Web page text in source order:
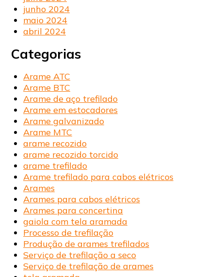
junho 2024
maio 2024
abril 2024
Categorias
Arame ATC
Arame BTC
Arame de aço trefilado
Arame em estocadores
Arame galvanizado
Arame MTC
arame recozido
arame recozido torcido
arame trefilado
Arame trefilado para cabos elétricos
Arames
Arames para cabos elétricos
Arames para concertina
gaiola com tela aramada
Processo de trefilação
Produção de arames trefilados
Serviço de trefilação a seco
Serviço de trefilação de arames